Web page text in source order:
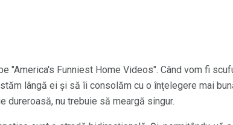
"America's Funniest Home Videos". Când vom fi
lângă ei și să îi consolăm cu o înțelegere mai
nu trebuie să meargă singur.